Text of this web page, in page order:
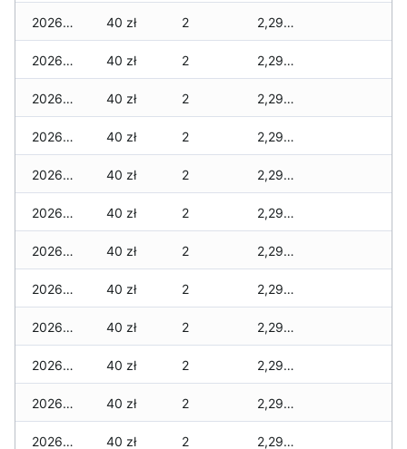
2026-02-26 40 zł 2 2,295 zł
2026-02-25 40 zł 2 2,295 zł
2026-02-24 40 zł 2 2,295 zł
2026-02-23 40 zł 2 2,295 zł
2026-02-22 40 zł 2 2,295 zł
2026-02-21 40 zł 2 2,295 zł
2026-02-20 40 zł 2 2,295 zł
2026-02-19 40 zł 2 2,295 zł
2026-02-18 40 zł 2 2,295 zł
2026-02-17 40 zł 2 2,295 zł
2026-02-16 40 zł 2 2,295 zł
2026-02-15 40 zł 2 2,295 zł